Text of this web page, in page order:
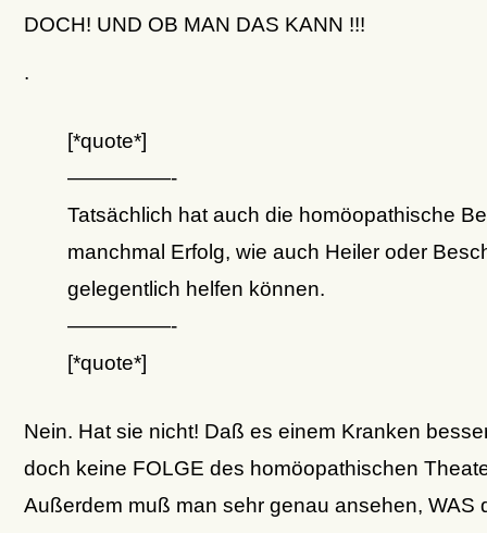
DOCH! UND OB MAN DAS KANN !!!
.
[*quote*]
—————-
Tatsächlich hat auch die homöopathische
manchmal Erfolg, wie auch Heiler oder
gelegentlich helfen können.
—————-
[*quote*]
Nein. Hat sie nicht! Daß es einem Kranken
doch keine FOLGE des homöopathischen
Außerdem muß man sehr genau ansehen, WAS